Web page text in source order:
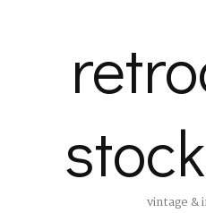
vintage &